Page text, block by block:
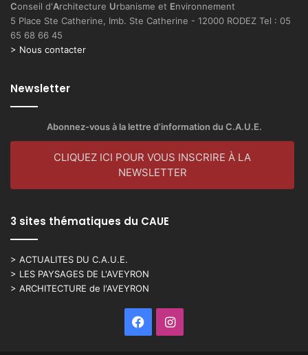
Conseil d'Architecture Urbanisme et Environnement
5 Place Ste Catherine, Imb. Ste Catherine - 12000 RODEZ Tel : 05
65 68 66 45
> Nous contacter
Newsletter
Abonnez-vous à la lettre d’information du C.A.U.E.
CLIQUEZ ICI POUR VOUS INSCRIRE À LA
NEWSLETTER
3 sites thématiques du CAUE
> ACTUALITES DU C.A.U.E.
> LES PAYSAGES DE L'AVEYRON
> ARCHITECTURE de l'AVEYRON
FacebookInstagram